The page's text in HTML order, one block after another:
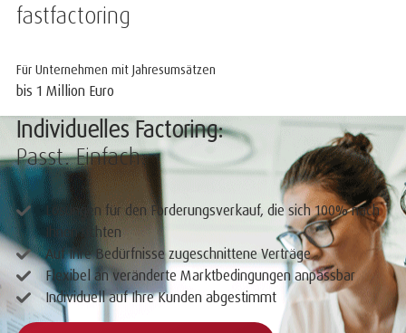
fastfactoring
Für Unternehmen mit Jahresumsätzen
bis 1 Million Euro
Individuelles Factoring:
Passt. Einfach.
Lösungen für den Forderungsverkauf, die sich 100% nach
Ihnen richten
Auf Ihre Bedürfnisse zugeschnittene Verträge
Flexibel an veränderte Marktbedingungen anpassbar
Individuell auf Ihre Kunden abgestimmt